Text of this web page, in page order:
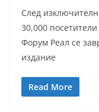
След
30,000
Форум Реал се
издание
Read More